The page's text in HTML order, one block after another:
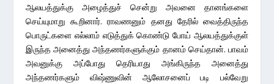
ஆலயத்துக்கு அழைத்துச் சென்று அவனை தானங்களை
செய்யுமாறு கூறினார். ராவணனும் தனது தேரில் வைத்திருந்த
பொருட்களை எல்லாம் எடுத்துக் கொண்டு போய் ஆலயத்துக்குள்
இருந்த அனைத்து அந்தணர்களுக்கும் தானம் செய்தான். பாவம்
அவனுக்கு அப்போது தெரியாது அங்கிருந்த அனைத்து
அந்தணர்களும் விஷ்ணுவின் ஆலோசனைப் படி பல்வேறு